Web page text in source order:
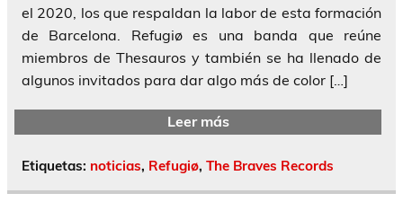
el 2020, los que respaldan la labor de esta formación
de Barcelona. Refugiø es una banda que reúne
miembros de Thesauros y también se ha llenado de
algunos invitados para dar algo más de color […]
Leer más
Etiquetas: noticias, Refugiø, The Braves Records